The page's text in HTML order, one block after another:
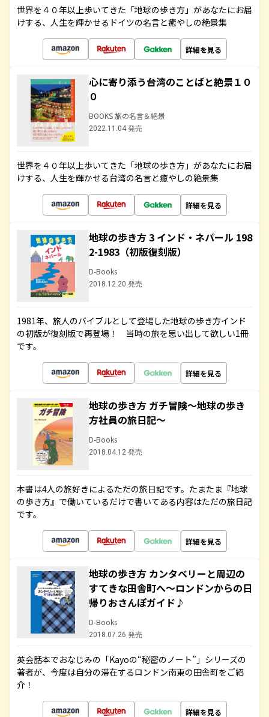
世界を４０年以上歩いてきた「地球の歩き方」があなたにお届
けする、人生を輝かせるドイツの名言と癒やしの絶景集
詳細を見る
心に寄り添う台湾のことばと絶景１０
０
BOOKS 旅の名言＆絶景
2022.11.04 発売
世界を４０年以上歩いてきた「地球の歩き方」があなたにお届
けする、人生を輝かせる台湾の名言と癒やしの絶景集
詳細を見る
地球の歩き方 3 インド・ネパール 198
2-1983（初版復刻版）
D-Books
2018.12.20 発売
1981年、旅人のバイブルとして登場した地球の歩き方インド
の初版が復刻版で再登場！ 当時の旅を思い出して欲しい1冊
です。
詳細を見る
地球の歩き方 ガチ冒険～地球の歩き
方社員の旅日記～
D-Books
2018.04.12 発売
本書は4人の旅好きによるただの旅日記です。たまたま『地球
の歩き方』で働いているだけで書いてある内容はただの旅日記
です。
詳細を見る
地球の歩き方 カンタベリーと周辺の
すてきな田舎町へ～ロンドンからの日
帰りおさんぽガイド♪
D-Books
2018.07.26 発売
英会話本でおなじみの「Kayoの“秘密のノート”」シリーズの
著者が、今度は自分の滞在するロンドン南東の田舎町をご紹
介！
詳細を見る